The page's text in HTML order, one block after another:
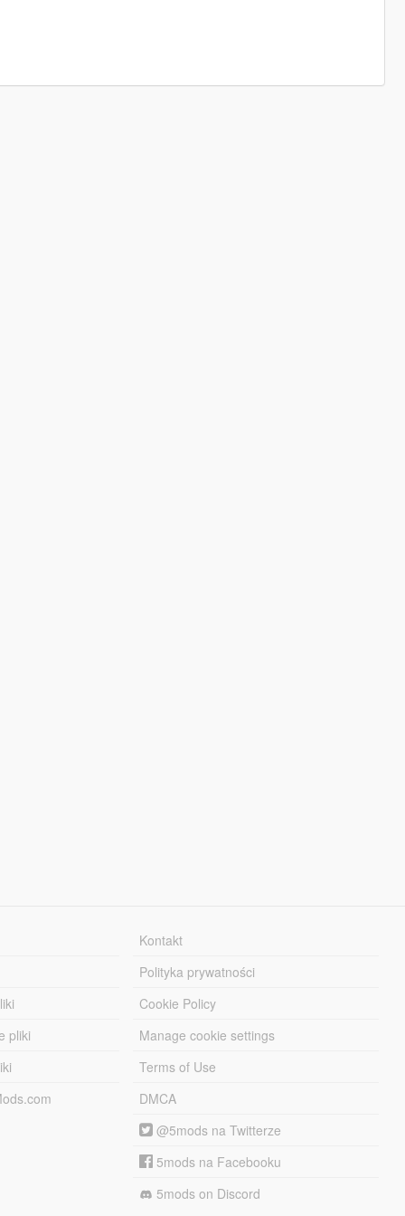
pliki
Kontakt
Polityka prywatności
Cookie Policy
Manage cookie settings
Terms of Use
DMCA
@5mods na Twitterze
5mods na Facebooku
5mods on Discord